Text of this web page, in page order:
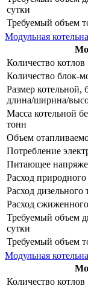
сутки
Требуемый объем
Модульная
Количество котлов
Количество блок-
Размер
длина/ширина/
Масса котельной
тонн
Объем
Потребление
Питающее
Расход природного
Расход дизельного
Расход
Требуемый объем
сутки
Требуемый объем
Модульная
Количество котлов